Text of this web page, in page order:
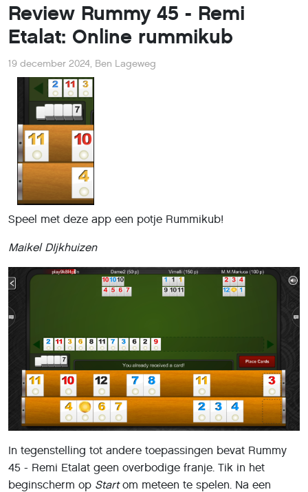
Review Rummy 45 - Remi
Etalat: Online rummikub
19 december 2024, Ben Lageweg
Speel met deze app een potje Rummikub!
Maikel DIjkhuizen
In tegenstelling tot andere toepassingen bevat Rummy
45 - Remi Etalat geen overbodige franje. Tik in het
beginscherm op Startom meteen te spelen. Na een